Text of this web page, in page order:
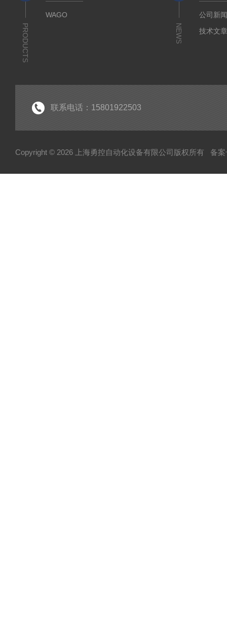
PRODUCTS
WAGO
NEWS
公司新
技术文
联系电话：15801922503
Copyright © 2026 上海勇控自动化设备有限公司版权所有 备案